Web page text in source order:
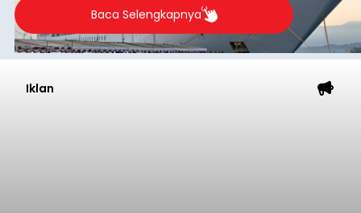
Baca Selengkapnya
Iklan